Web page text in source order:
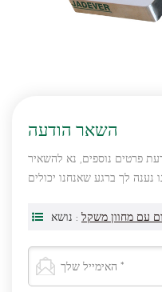
השאר הודעה
פרטים נוספים, נא להשאיר
נושא : עם מחוון משקל